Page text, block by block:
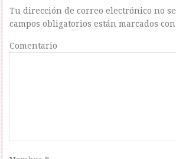
Tu dirección de correo electrónico no
campos obligatorios están marcados
Comentario